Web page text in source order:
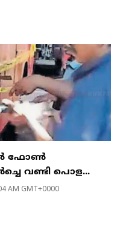
ഫോൺ
വണ്ടി പൊള...
AM GMT+0000